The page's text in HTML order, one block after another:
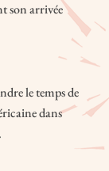
son arrivée
le temps de
dans